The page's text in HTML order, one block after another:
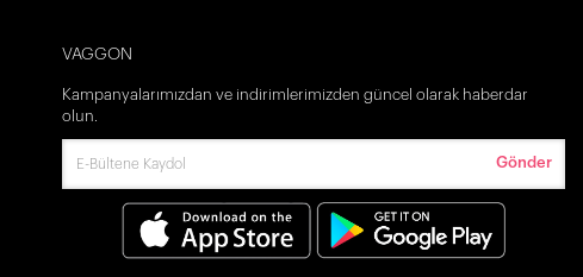
VAGGON
Kampanyalarımızdan ve indirimlerimizden güncel olarak haberdar
olun.
Gönder